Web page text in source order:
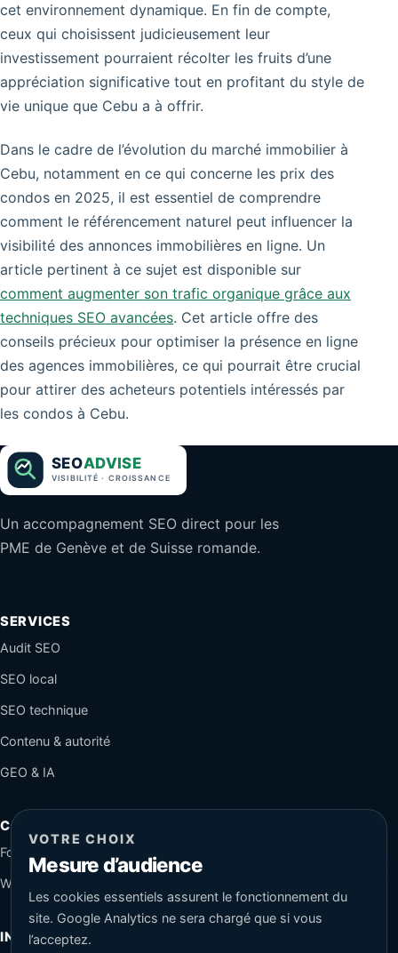
cet environnement dynamique. En fin de compte,
ceux qui choisissent judicieusement leur
investissement pourraient récolter les fruits d’une
appréciation significative tout en profitant du style de
vie unique que Cebu a à offrir.
Dans le cadre de l’évolution du marché immobilier à
Cebu, notamment en ce qui concerne les prix des
condos en 2025, il est essentiel de comprendre
comment le référencement naturel peut influencer la
visibilité des annonces immobilières en ligne. Un
article pertinent à ce sujet est disponible sur
comment augmenter son trafic organique grâce aux
techniques SEO avancées. Cet article offre des
conseils précieux pour optimiser la présence en ligne
des agences immobilières, ce qui pourrait être crucial
pour attirer des acheteurs potentiels intéressés par
les condos à Cebu.
Un accompagnement SEO direct pour les
PME de Genève et de Suisse romande.
SERVICES
Audit SEO
SEO local
SEO technique
Contenu & autorité
GEO & IA
CONTACT
Formulaire sécurisé
WhatsApp
INFORMATIONS
VOTRE CHOIX
Mesure d’audience
Les cookies essentiels assurent le fonctionnement du
site. Google Analytics ne sera chargé que si vous
l’acceptez.